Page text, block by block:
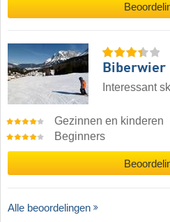
Biberwier
Interessant
Gezinnen en kinderen
Beginners
Alle beoordelingen